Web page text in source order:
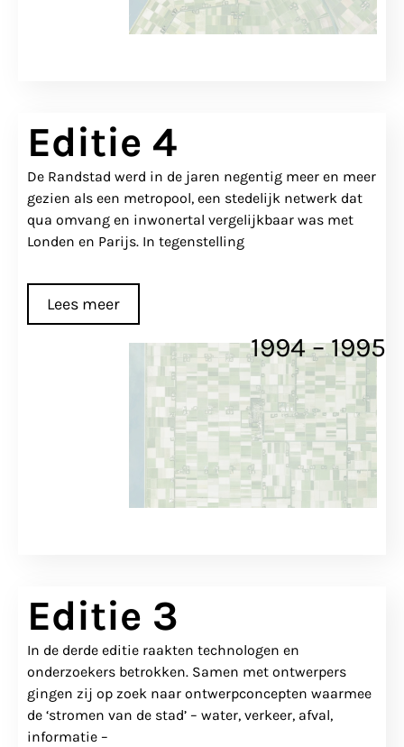
Editie 4
De Randstad werd in de jaren negentig meer en meer
gezien als een metropool, een stedelijk netwerk dat
qua omvang en inwonertal vergelijkbaar was met
Londen en Parijs. In tegenstelling
Lees meer
1994 – 1995
Editie 3
In de derde editie raakten technologen en
onderzoekers betrokken. Samen met ontwerpers
gingen zij op zoek naar ontwerpconcepten waarmee
de ‘stromen van de stad’ – water, verkeer, afval,
informatie –